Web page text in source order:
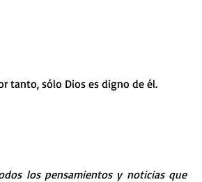
tanto, sólo Dios es digno de él.
los pensamientos y noticias que